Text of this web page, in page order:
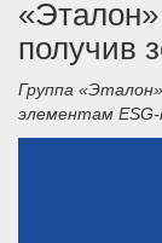
получив
Группа
элементам